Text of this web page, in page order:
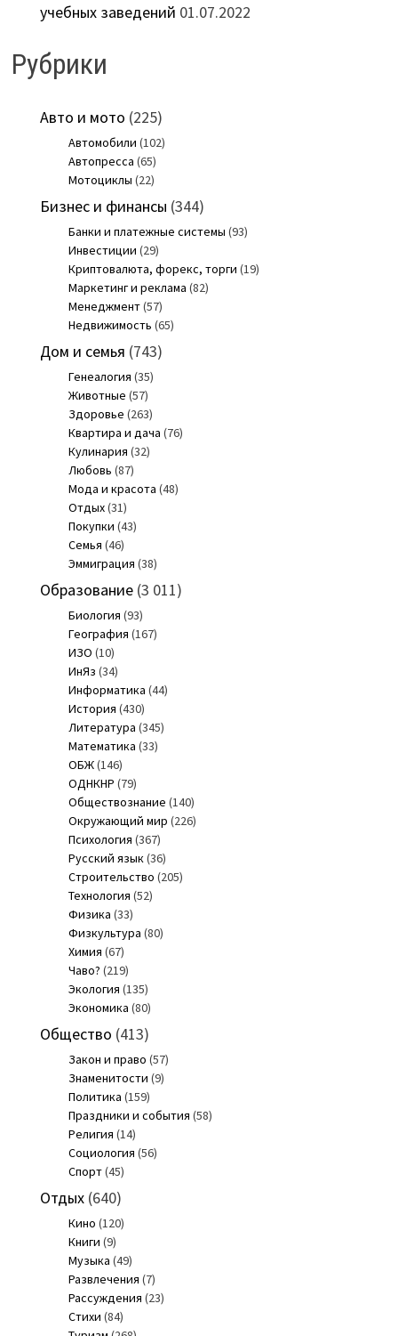
учебных заведений 01.07.2022
Рубрики
Авто и мото (225)
Автомобили (102)
Автопресса (65)
Мотоциклы (22)
Бизнес и финансы (344)
Банки и платежные системы (93)
Инвестиции (29)
Криптовалюта, форекс, торги (19)
Маркетинг и реклама (82)
Менеджмент(57)
Недвижимость (65)
Дом и семья (743)
Генеалогия (35)
Животные (57)
Здоровье (263)
Квартира и дача (76)
Кулинария (32)
Любовь (87)
Мода и красота (48)
Отдых(31)
Покупки (43)
Семья (46)
Эммиграция (38)
Образование(3 011)
Биология (93)
География (167)
ИЗО (10)
ИнЯз (34)
Информатика (44)
История (430)
Литература (345)
Математика (33)
ОБЖ(146)
ОДНКНР (79)
Обществознание (140)
Окружающий мир (226)
Психология (367)
Русский язык(36)
Строительство (205)
Технология (52)
Физика (33)
Физкультура (80)
Химия (67)
Чаво? (219)
Экология (135)
Экономика (80)
Общество (413)
Закон и право (57)
Знаменитости (9)
Политика (159)
Праздники и события (58)
Религия (14)
Социология (56)
Спорт(45)
Отдых(640)
Кино (120)
Книги (9)
Музыка (49)
Развлечения (7)
Рассуждения (23)
Стихи (84)